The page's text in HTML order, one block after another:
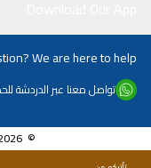
We are here to help.
تواصل معنا عبر الدردشة
© 2026 كارفور كل الحقوق محفوظة